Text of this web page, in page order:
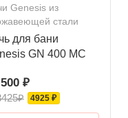
Genesis из
стали
для бани
GN 400 МС
₽
4925 ₽